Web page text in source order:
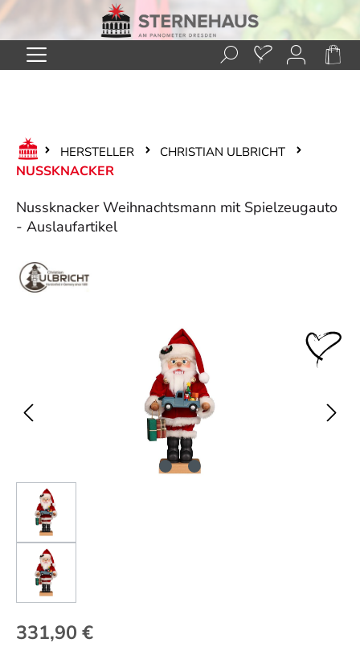
Zum Hauptinhalt springen
HERSTELLER CHRISTIAN ULBRICHT
NUSSKNACKER
Nussknacker Weihnachtsmann mit Spielzeugauto
- Auslaufartikel
Regulärer Preis:
331,90 €